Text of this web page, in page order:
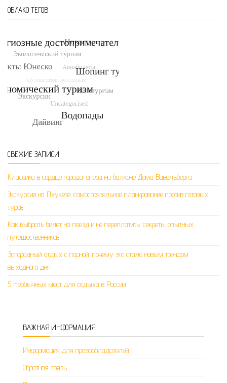
ОБЛАКО ТЕГОВ
СВЕЖИЕ ЗАПИСИ
Классика в сердце города: опера на балконе Дома Вавельберга
Экскурсии на Пхукете: самостоятельное планирование против готовых
туров
Как выбрать билет на поезд и не переплатить: секреты опытных
путешественников
Загородный отдых с парной: почему это стало новым трендом
выходного дня
5 Необычных мест для отдыха в России
ВАЖНАЯ ИНФОРМАЦИЯ
Информация для правообладателей
Обратная связь